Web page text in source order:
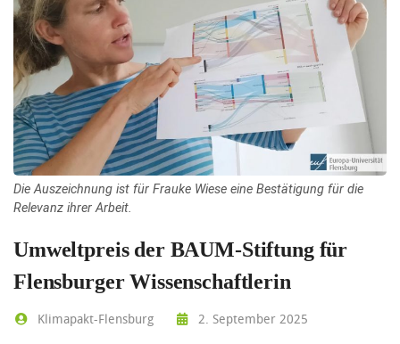
Die Auszeichnung ist für Frauke Wiese eine Bestätigung für die
Relevanz ihrer Arbeit.
Umweltpreis der BAUM-Stiftung für
Flensburger Wissenschaftlerin
Klimapakt-Flensburg 2. September 2025